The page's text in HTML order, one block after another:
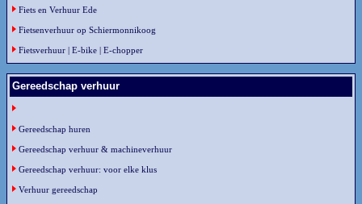
Fiets en Verhuur Ede
Fietsenverhuur op Schiermonnikoog
Fietsverhuur | E-bike | E-chopper
Gereedschap verhuur
Gereedschap huren
Gereedschap verhuur & machineverhuur
Gereedschap verhuur: voor elke klus
Verhuur gereedschap